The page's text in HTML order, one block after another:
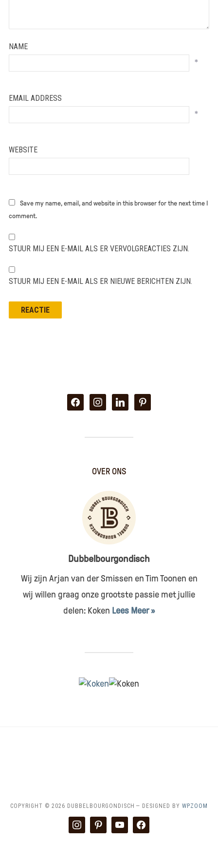
NAME
*
EMAIL ADDRESS
*
WEBSITE
Save my name, email, and website in this browser for the next time I
comment.
STUUR MIJ EEN E-MAIL ALS ER VERVOLGREACTIES ZIJN.
STUUR MIJ EEN E-MAIL ALS ER NIEUWE BERICHTEN ZIJN.
facebookinstagramlinkedinpinterest
OVER ONS
Dubbelbourgondisch
Wij zijn Arjan van der Smissen en Tim Toonen en
wij willen graag onze grootste passie met jullie
delen: Koken Lees Meer »
COPYRIGHT © 2026 DUBBELBOURGONDISCH — DESIGNED BY WPZOOM
instagram pinterest youtube facebook